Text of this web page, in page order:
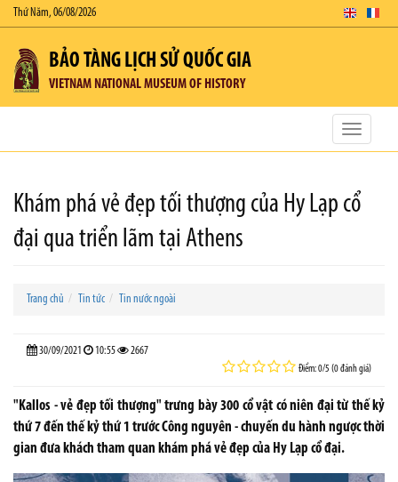
Thứ Năm, 06/08/2026
BẢO TÀNG LỊCH SỬ QUỐC GIA
VIETNAM NATIONAL MUSEUM OF HISTORY
Toggle
Khám phá vẻ đẹp tối thượng của Hy Lạp cổ
đại qua triển lãm tại Athens
Trang chủ Tin tức Tin nước ngoài
30/09/2021 10:55 2667
Điểm: 0/5 (0 đánh giá)
"Kallos - vẻ đẹp tối thượng" trưng bày 300 cổ vật có niên đại từ thế kỷ
thứ 7 đến thế kỷ thứ 1 trước Công nguyên - chuyến du hành ngược thời
gian đưa khách tham quan khám phá vẻ đẹp của Hy Lạp cổ đại.